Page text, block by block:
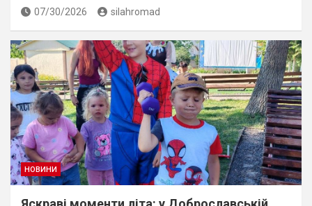
07/30/2026 silahromad
НОВИНИ